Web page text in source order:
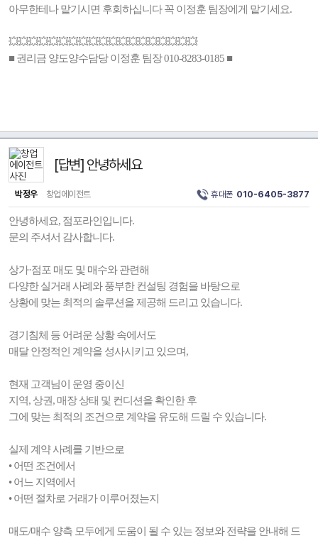
아무한테나 맡기시면 후회하십니다 꼭 이정훈 팀장에게 맡기세요.
💥💥💥💥💥💥💥💥💥💥💥💥💥💥💥💥💥💥💥
■ 권리금 양도양수담당 이정훈 팀장 010-8283-0185 ■
[답변] 안녕하세요
박정우 창업에이전트 휴대폰 010-6405-3877
안녕하세요, 점포라인입니다.
문의 주셔서 감사합니다.
상가·점포 매도 및 매수와 관련해
다양한 실거래 사례와 풍부한 컨설팅 경험을 바탕으로
상황에 맞는 최적의 솔루션을 제공해 드리고 있습니다.
경기침체 등 어려운 상황 속에서도
매달 안정적인 계약을 성사시키고 있으며,
현재 고객님이 운영 중이신
지역, 상권, 매장 상태 및 컨디션을 확인한 후
그에 맞는 최적의 조건으로 계약을 유도해 드릴 수 있습니다.
실제 계약 사례를 기반으로
• 어떤 조건에서
• 어느 지역에서
• 어떤 절차로 거래가 이루어졌는지
매도/매수 양측 모두에게 도움이 될 수 있는 정보와 전략을 안내해 드